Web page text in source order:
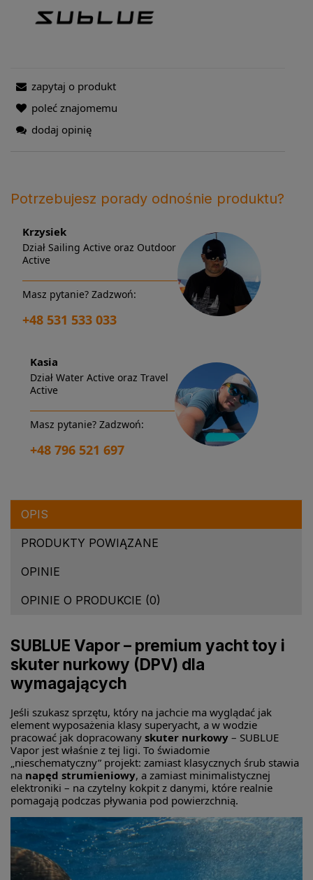
zapytaj o produkt
poleć znajomemu
dodaj opinię
Potrzebujesz porady odnośnie produktu?
Krzysiek
Dział Sailing Active oraz Outdoor
Active
Masz pytanie? Zadzwoń:
+48 531 533 033
Kasia
Dział Water Active oraz Travel
Active
Masz pytanie? Zadzwoń:
+48 796 521 697
OPIS
PRODUKTY POWIĄZANE
OPINIE
OPINIE O PRODUKCIE (0)
SUBLUE Vapor – premium yacht toy i
skuter nurkowy (DPV) dla
wymagających
Jeśli szukasz sprzętu, który na jachcie ma wyglądać jak
element wyposażenia klasy superyacht, a w wodzie
pracować jak dopracowany skuter nurkowy – SUBLUE
Vapor jest właśnie z tej ligi. To świadomie
„nieschematyczny” projekt: zamiast klasycznych śrub stawia
na napęd strumieniowy, a zamiast minimalistycznej
elektroniki – na czytelny kokpit z danymi, które realnie
pomagają podczas pływania pod powierzchnią.